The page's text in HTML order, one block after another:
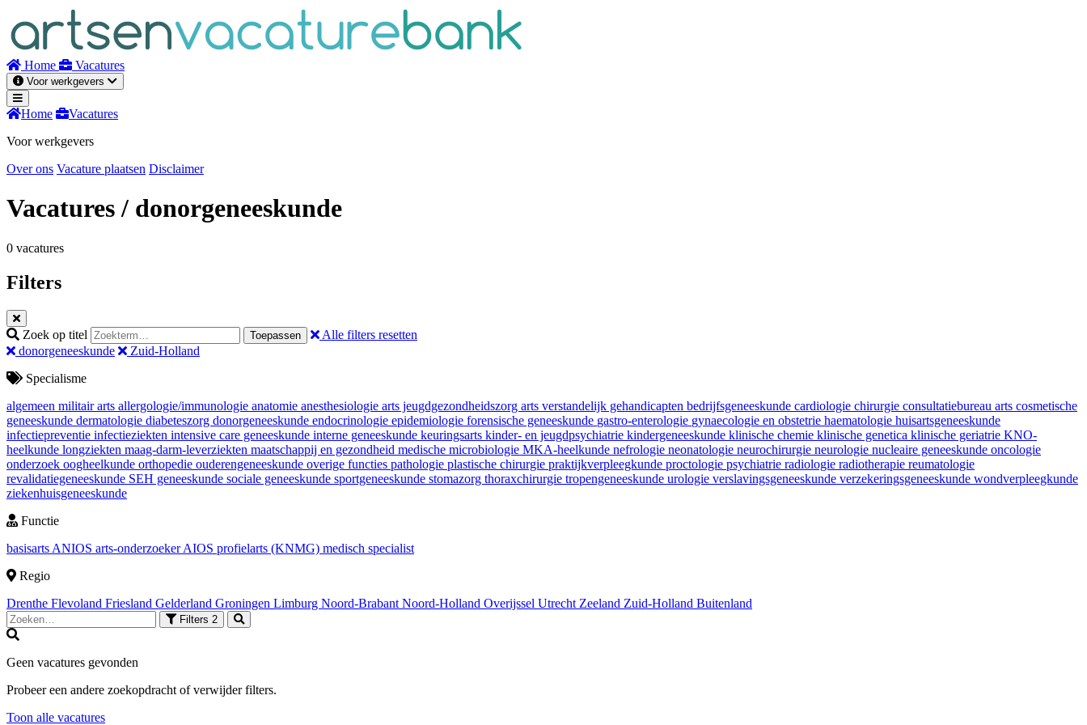
inhoud
Home Vacatures
Voor werkgevers
Home
Vacatures
Voor werkgevers
Over ons Vacature plaatsen Disclaimer
Vacatures/ donorgeneeskunde
0 vacatures
Filters
Zoek op titel Toepassen
Alle filters resetten
donorgeneeskunde
Zuid-Holland
Specialisme
algemeen militair arts allergologie/immunologie anatomie anesthesiologie arts jeugdgezondheidszorg arts verstandelijk gehandicapten bedrijfsgeneeskunde cardiologie chirurgie consultatiebureau arts cosmetische
geneeskunde dermatologie diabeteszorg donorgeneeskunde endocrinologie epidemiologie forensische geneeskunde gastro-enterologie gynaecologie en obstetrie haematologie huisartsgeneeskunde
infectiepreventie infectieziekten intensive care geneeskunde interne geneeskunde keuringsarts kinder- en jeugdpsychiatrie kindergeneeskunde klinische chemie klinische genetica klinische geriatrie KNO-
heelkunde longziekten maag-darm-leverziekten maatschappij en gezondheid medische microbiologie MKA-heelkunde nefrologie neonatologie neurochirurgie neurologie nucleaire geneeskunde oncologie
onderzoek oogheelkunde orthopedie ouderengeneeskunde overige functies pathologie plastische chirurgie praktijkverpleegkunde proctologie psychiatrie radiologie radiotherapie reumatologie
revalidatiegeneeskunde SEH geneeskunde sociale geneeskunde sportgeneeskunde stomazorg thoraxchirurgie tropengeneeskunde urologie verslavingsgeneeskunde verzekeringsgeneeskunde wondverpleegkunde
ziekenhuisgeneeskunde
Functie
basisarts ANIOS arts-onderzoekerAIOS profielarts (KNMG) medisch specialist
Regio
Drenthe Flevoland Friesland Gelderland Groningen Limburg Noord-Brabant Noord-Holland Overijssel Utrecht Zeeland Zuid-Holland Buitenland
Filters 2
Geen vacatures gevonden
Probeer een andere zoekopdracht of verwijder filters.
Toon alle vacatures